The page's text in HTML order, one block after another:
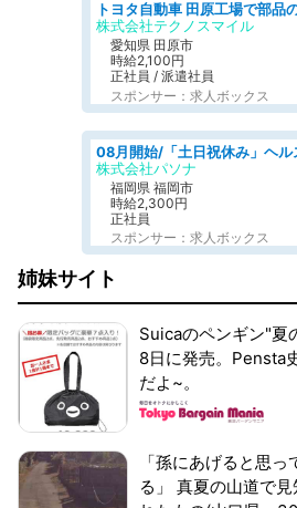
株式会社テクノスマイル
愛知県 田原市
時給2,100円
正社員 / 派遣社員
スポンサー：求人ボックス
株式会社パソナ
福岡県 福岡市
時給2,300円
正社員
スポンサー：求人ボックス
姉妹サイト
Suicaのペンギン"夏
8日に発売。Pensta
だよ~。
「孫にあげると思
る」 真夏の山道で